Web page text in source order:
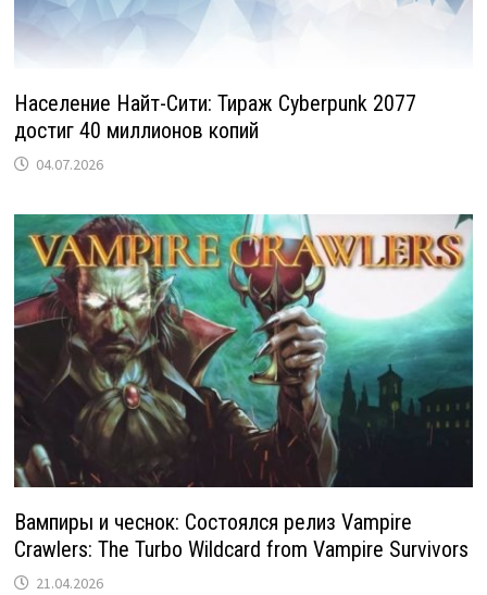
Население Найт-Сити: Тираж Cyberpunk 2077
достиг 40 миллионов копий
04.07.2026
Вампиры и чеснок: Состоялся релиз Vampire
Crawlers: The Turbo Wildcard from Vampire Survivors
21.04.2026